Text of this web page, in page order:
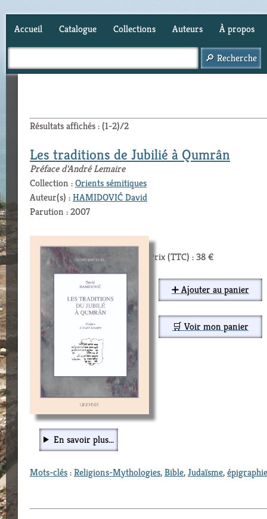
Accueil Catalogue Collections Auteurs À propos
Résultats affichés : (1-2)/2
Les traditions de Jubilié à Qumrân
Préface d'André Lemaire
Collection :Orients sémitiques
Auteur(s) :HAMIDOVIĆ David
Parution : 2007
Prix (TTC) : 38 €
➕ Ajouter au panier
🛒 Voir mon panier
En savoir plus...
Mots-clés:Religions-Mythologies,Bible,Judaïsme,épigraphie